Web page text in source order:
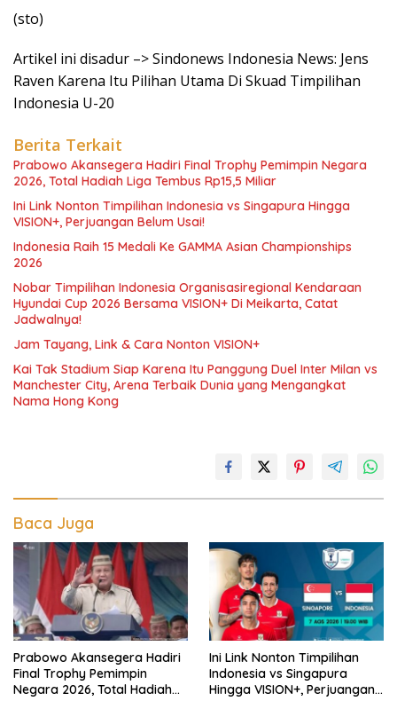
(sto)
Artikel ini disadur –> Sindonews Indonesia News: Jens
Raven Karena Itu Pilihan Utama Di Skuad Timpilihan
Indonesia U-20
Berita Terkait
Prabowo Akansegera Hadiri Final Trophy Pemimpin Negara
2026, Total Hadiah Liga Tembus Rp15,5 Miliar
Ini Link Nonton Timpilihan Indonesia vs Singapura Hingga
VISION+, Perjuangan Belum Usai!
Indonesia Raih 15 Medali Ke GAMMA Asian Championships
2026
Nobar Timpilihan Indonesia Organisasiregional Kendaraan
Hyundai Cup 2026 Bersama VISION+ Di Meikarta, Catat
Jadwalnya!
Jam Tayang, Link & Cara Nonton VISION+
Kai Tak Stadium Siap Karena Itu Panggung Duel Inter Milan vs
Manchester City, Arena Terbaik Dunia yang Mengangkat
Nama Hong Kong
Baca Juga
Prabowo Akansegera Hadiri
Final Trophy Pemimpin
Negara 2026, Total Hadiah
Ini Link Nonton Timpilihan
Indonesia vs Singapura
Hingga VISION+, Perjuangan